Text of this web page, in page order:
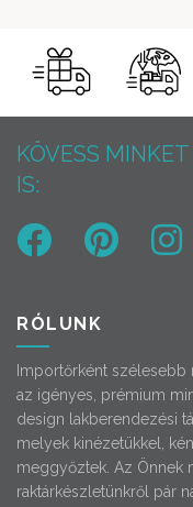
KÖVESS
IS:
RÓLUNK
Importőrként szélesebb
az igényes, prémium
design lakberendezési
melyek kinézetükkel,
meggyőztek. Az Önnek
raktárkészletünkről pár